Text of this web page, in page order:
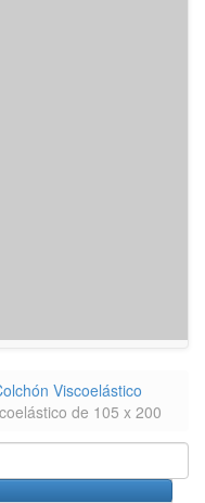
Viscoelástico
de 105 x 200